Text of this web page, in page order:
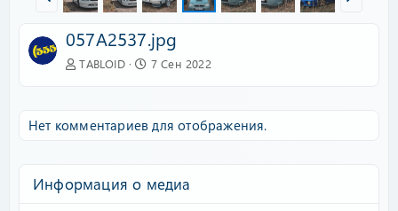
057A2537.jpg
TABLOID 7 Сен 2022
Нет комментариев для отображения.
Информация о медиа